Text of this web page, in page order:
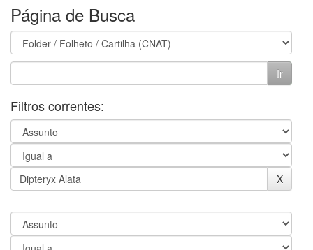
Página de Busca
Filtros correntes: